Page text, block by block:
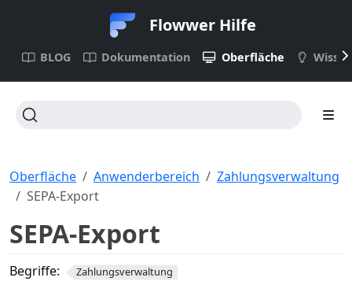
Flowwer Hilfe
BLOG Dokumentation Oberfläche
Oberfläche Anwenderbereich
Zahlungsverwaltung
SEPA-Export
SEPA-Export
Begriffe: Zahlungsverwaltung